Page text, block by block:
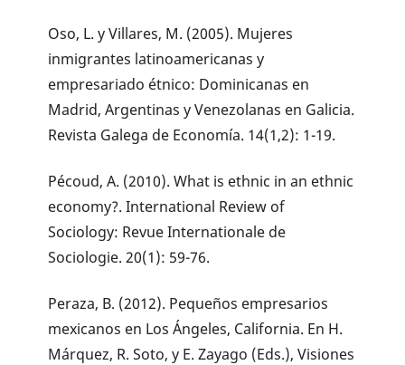
Oso, L. y Villares, M. (2005). Mujeres
inmigrantes latinoamericanas y
empresariado étnico: Dominicanas en
Madrid, Argentinas y Venezolanas en Galicia.
Revista Galega de Economía. 14(1,2): 1-19.
Pécoud, A. (2010). What is ethnic in an ethnic
economy?. International Review of
Sociology: Revue Internationale de
Sociologie. 20(1): 59-76.
Peraza, B. (2012). Pequeños empresarios
mexicanos en Los Ángeles, California. En H.
Márquez, R. Soto, y E. Zayago (Eds.), Visiones